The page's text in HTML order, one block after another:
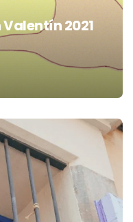
2021